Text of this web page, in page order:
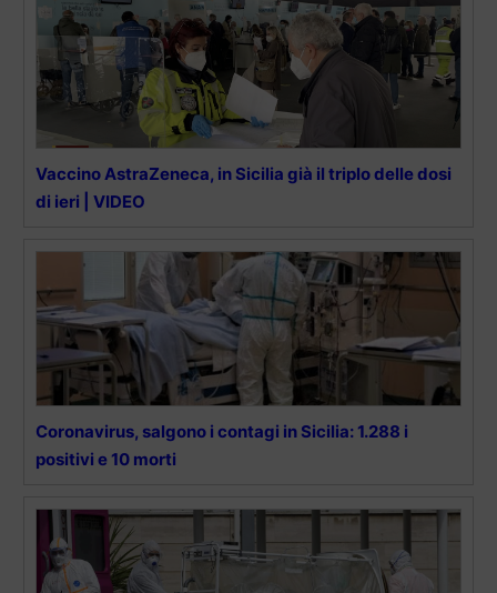
Vaccino AstraZeneca, in Sicilia già il triplo delle dosi
di ieri | VIDEO
Coronavirus, salgono i contagi in Sicilia: 1.288 i
positivi e 10 morti